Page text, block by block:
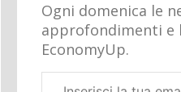
Ogni domenica le
approfondimenti e
EconomyUp.